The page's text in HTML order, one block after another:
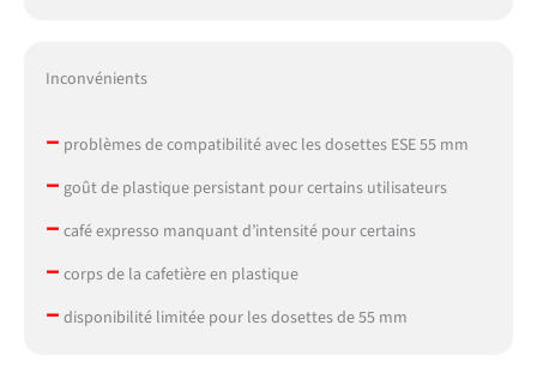
Inconvénients
– problèmes de compatibilité avec les dosettes ESE 55 mm
– goût de plastique persistant pour certains utilisateurs
– café expresso manquant d’intensité pour certains
– corps de la cafetière en plastique
– disponibilité limitée pour les dosettes de 55 mm